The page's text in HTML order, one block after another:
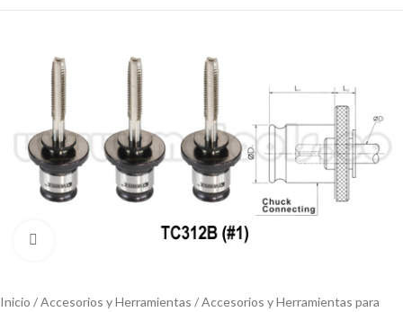
Inicio Accesorios y Herramientas
Accesorios y Herramientas para